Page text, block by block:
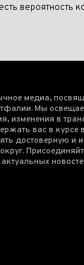
вероятность
медиа,
Мы
изменения в
вас в курсе
достоверную